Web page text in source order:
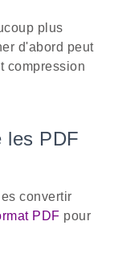
plus
d'abord peut
compression
les PDF
convertir
PDF pour